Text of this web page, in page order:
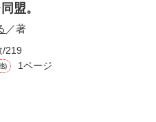
盟。
／著
/219
) 1ページ